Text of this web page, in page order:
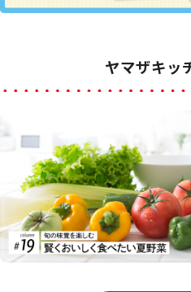
ヤマザキッ